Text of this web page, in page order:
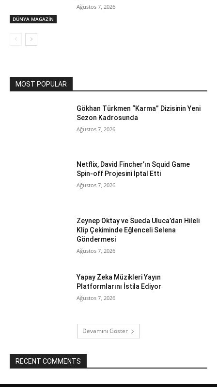
DÜNYA MAGAZİN
Ağustos 7, 2026
MOST POPULAR
Gökhan Türkmen “Karma” Dizisinin Yeni
Sezon Kadrosunda
Ağustos 7, 2026
Netflix, David Fincher’ın Squid Game
Spin-off Projesini İptal Etti
Ağustos 7, 2026
Zeynep Oktay ve Sueda Uluca’dan Hileli
Klip Çekiminde Eğlenceli Selena
Göndermesi
Ağustos 7, 2026
Yapay Zeka Müzikleri Yayın
Platformlarını İstila Ediyor
Ağustos 7, 2026
Devamını Göster
RECENT COMMENTS